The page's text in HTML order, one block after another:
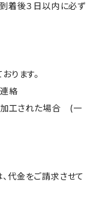
着後３日以内に必ず
ります。
絡
加工された場合 (一
代金をご請求させて